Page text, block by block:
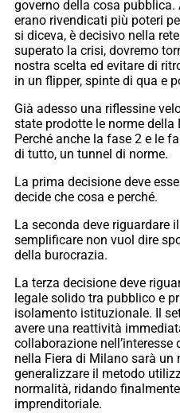
governo della cosa
erano rivendicati più poteri
si diceva, è decisivo nella
superato la crisi, dovremo
nostra scelta ed evitare di
in un flipper, spinte di qua e
Già adesso una riflessine
state prodotte le norme della
Perché anche la fase 2 e le
di tutto, un tunnel di norme.
La prima decisione deve
decide che cosa e perché.
La seconda deve riguardare
semplificare non vuol dire
della burocrazia.
La terza decisione deve
legale solido tra pubblico e
isolamento istituzionale. Il
avere una reattività
collaborazione nell’interesse
nella Fiera di Milano sarà un
generalizzare il metodo
normalità, ridando
imprenditoriale.